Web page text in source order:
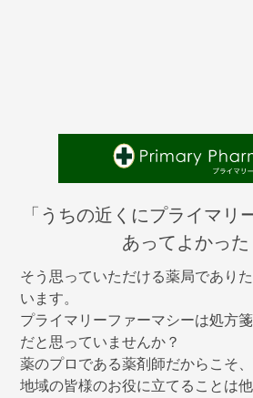
「うちの近くにプライマリ
あってよかった
そう思っていただける薬局であり
います。
プライマリーファーマシーは処方
だと思っていませんか？
薬のプロである薬剤師だからこそ
地域の皆様のお役に立てることは